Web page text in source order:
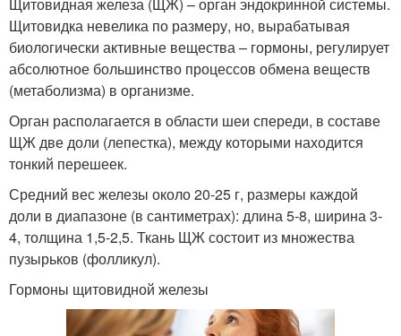
Щитовидная железа (ЩЖ) – орган эндокринной системы.
Щитовидка невелика по размеру, но, вырабатывая
биологически активные вещества – гормоны, регулирует
абсолютное большинство процессов обмена веществ
(метаболизма) в организме.
Орган располагается в области шеи спереди, в составе
ЩЖ две доли (лепестка), между которыми находится
тонкий перешеек.
Средний вес железы около 20-25 г, размеры каждой
доли в диапазоне (в сантиметрах): длина 5-8, ширина 3-
4, толщина 1,5-2,5. Ткань ЩЖ состоит из множества
пузырьков (фолликул).
Гормоны щитовидной железы